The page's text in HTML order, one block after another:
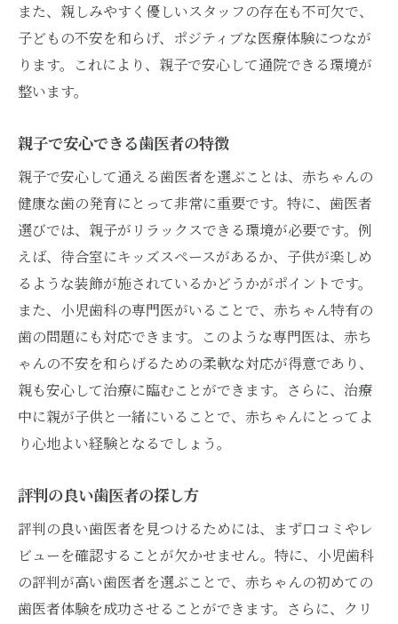
また、親しみやすく優しいスタッフの存在も不可欠で、
子どもの不安を和らげ、ポジティブな医療体験につなが
ります。これにより、親子で安心して通院できる環境が
整います。
親子で安心できる歯医者の特徴
親子で安心して通える歯医者を選ぶことは、赤ちゃんの
健康な歯の発育にとって非常に重要です。特に、歯医者
選びでは、親子がリラックスできる環境が必要です。例
えば、待合室にキッズスペースがあるか、子供が楽しめ
るような装飾が施されているかどうかがポイントです。
また、小児歯科の専門医がいることで、赤ちゃん特有の
歯の問題にも対応できます。このような専門医は、赤ち
ゃんの不安を和らげるための柔軟な対応が得意であり、
親も安心して治療に臨むことができます。さらに、治療
中に親が子供と一緒にいることで、赤ちゃんにとってよ
り心地よい経験となるでしょう。
評判の良い歯医者の探し方
評判の良い歯医者を見つけるためには、まず口コミやレ
ビューを確認することが欠かせません。特に、小児歯科
の評判が高い歯医者を選ぶことで、赤ちゃんの初めての
歯医者体験を成功させることができます。さらに、クリ